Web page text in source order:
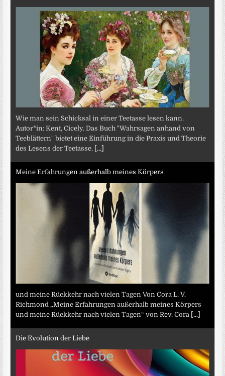
Wie man sein Schicksal in einer Teetasse lesen kann.
Autor*in: Kent, Cicely. Das Buch "Wahrsagen anhand von
Teeblättern" bietet eine Einführung in die Praxis und Theorie
des Lesens der Teetasse. [...]
Meine Erfahrungen außerhalb meines Körpers
und meine Rückkehr nach vielen Tagen Von Cora L. V.
Richmond „Meine Erfahrungen außerhalb meines Körpers
und meine Rückkehr nach vielen Tagen“ von Rev. Cora [...]
Die Evolution der Liebe